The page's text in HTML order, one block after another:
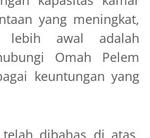
yang meningkat,
lebih awal adalah
Omah Pelem
keuntungan yang
dibahas di atas,